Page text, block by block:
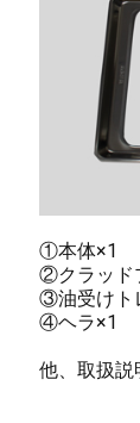
①本体×1
②クラッド
③油受けト
④ヘラ×1
他、取扱説